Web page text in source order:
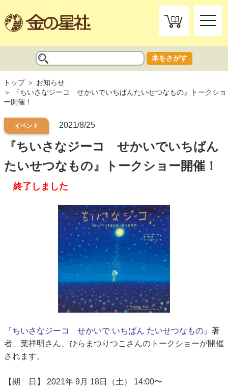
toggle
本をさがす
トップ
お知らせ
『ちいさなジーコ せかいでいちばんたいせつなもの』トークショ
ー開催！
イベント 2021/8/25
『ちいさなジーコ せかいでいちばん
たいせつなもの』トークショー開催！
終了しました
『ちいさなジーコ せかいで いちばん たいせつなもの』 著
者、葉祥明さん、ひらまつりつこさんのトークショーが開催
されます。
【期 日】 2021年 9月 18日（土） 14:00〜